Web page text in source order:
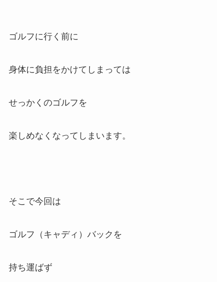
ゴルフに行く前に
身体に負担をかけてしまっては
せっかくのゴルフを
楽しめなくなってしまいます。
そこで今回は
ゴルフ（キャディ）バックを
持ち運ばず